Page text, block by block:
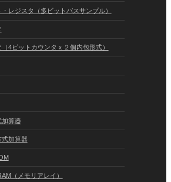
レジスタ（多ビットバスサンプル）
4ビットカウンタｘ２個内包形式）
算器
加算器
（メモリアレイ）